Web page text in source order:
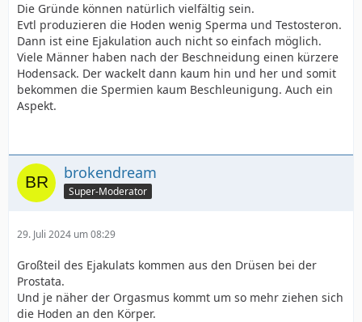
Die Gründe können natürlich vielfältig sein.
Evtl produzieren die Hoden wenig Sperma und Testosteron.
Dann ist eine Ejakulation auch nicht so einfach möglich.
Viele Männer haben nach der Beschneidung einen kürzere
Hodensack. Der wackelt dann kaum hin und her und somit
bekommen die Spermien kaum Beschleunigung. Auch ein
Aspekt.
brokendream
Super-Moderator
29. Juli 2024 um 08:29
Großteil des Ejakulats kommen aus den Drüsen bei der
Prostata.
Und je näher der Orgasmus kommt um so mehr ziehen sich
die Hoden an den Körper.